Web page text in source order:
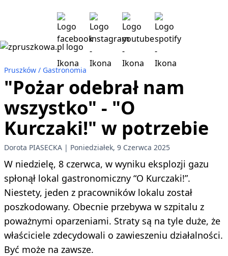
Pruszków Gastronomia
"Pożar odebrał nam
wszystko" - "O
Kurczaki!" w potrzebie
Dorota PIASECKA Poniedziałek, 9 Czerwca 2025
W niedzielę, 8 czerwca, w wyniku eksplozji gazu
spłonął lokal gastronomiczny “O Kurczaki!”.
Niestety, jeden z pracowników lokalu został
poszkodowany. Obecnie przebywa w szpitalu z
poważnymi oparzeniami. Straty są na tyle duże, że
właściciele zdecydowali o zawieszeniu działalności.
Być może na zawsze.